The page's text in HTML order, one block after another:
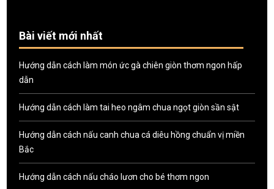
Bài viết mới nhất
Hướng dẫn cách làm món ức gà chiên giòn thơm ngon hấp
dẫn
Hướng dẫn cách làm tai heo ngâm chua ngọt giòn sần sật
Hướng dẫn cách nấu canh chua cá diêu hồng chuẩn vị miền
Bắc
Hướng dẫn cách nấu cháo lươn cho bé thơm ngon